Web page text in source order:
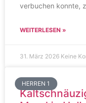
verbuchen konnte,
WEITERLESEN »
31. März 2026 Keine
HERREN 1